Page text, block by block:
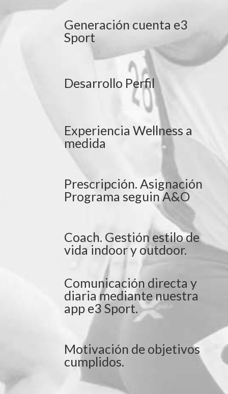
Generación cuenta e3
Sport
Desarrollo Perfil
Experiencia Wellness a
medida
Prescripción. Asignación
Programa seguin A&O
Coach. Gestión estilo de
vida indoor y outdoor.
Comunicación directa y
diaria mediante nuestra
app e3 Sport.
Motivación de objetivos
cumplidos.